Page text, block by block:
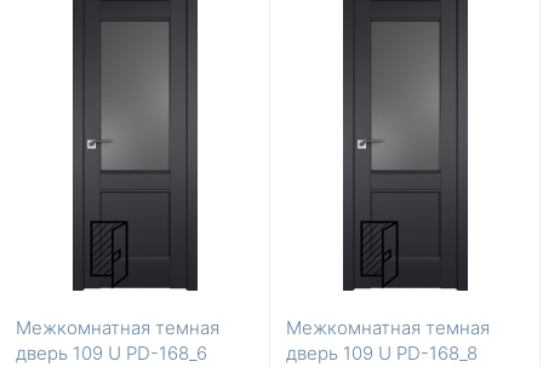
Межкомнатная темная
дверь 109 U PD-168_6
Межкомнатная темная
дверь 109 U PD-168_8